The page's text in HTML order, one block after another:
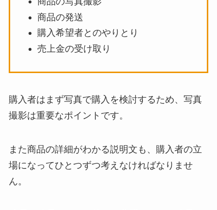
商品の発送
購入希望者とのやりとり
売上金の受け取り
購入者はまず写真で購入を検討するため、写真
撮影は重要なポイントです。
また商品の詳細がわかる説明文も、購入者の立
場になってひとつずつ考えなければなりませ
ん。